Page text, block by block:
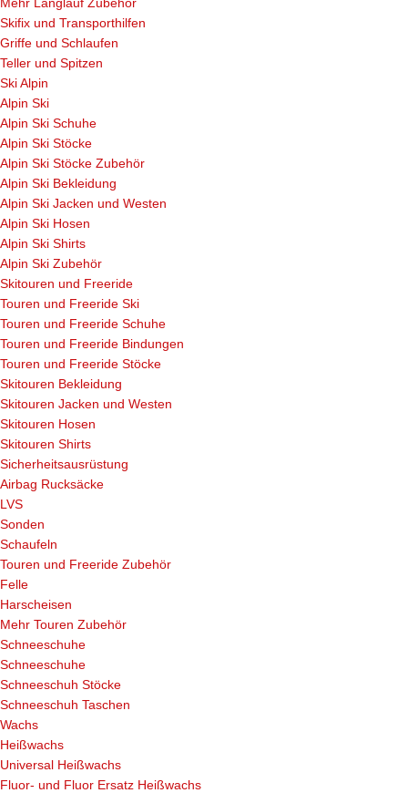
Skifix und Transporthilfen
Griffe und Schlaufen
Teller und Spitzen
Ski Alpin
Alpin Ski
Alpin Ski Schuhe
Alpin Ski Stöcke
Alpin Ski Stöcke Zubehör
Alpin Ski Bekleidung
Alpin Ski Jacken und Westen
Alpin Ski Hosen
Alpin Ski Shirts
Alpin Ski Zubehör
Skitouren und Freeride
Touren und Freeride Ski
Touren und Freeride Schuhe
Touren und Freeride Bindungen
Touren und Freeride Stöcke
Skitouren Bekleidung
Skitouren Jacken und Westen
Skitouren Hosen
Skitouren Shirts
Sicherheitsausrüstung
Airbag Rucksäcke
LVS
Sonden
Schaufeln
Touren und Freeride Zubehör
Felle
Harscheisen
Mehr Touren Zubehör
Schneeschuhe
Schneeschuhe
Schneeschuh Stöcke
Schneeschuh Taschen
Wachs
Heißwachs
Universal Heißwachs
Fluor- und Fluor Ersatz Heißwachs